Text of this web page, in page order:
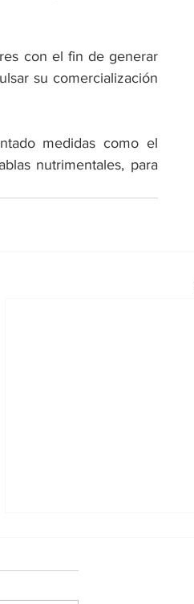
con el fin de generar
su comercialización
medidas como el
nutrimentales, para